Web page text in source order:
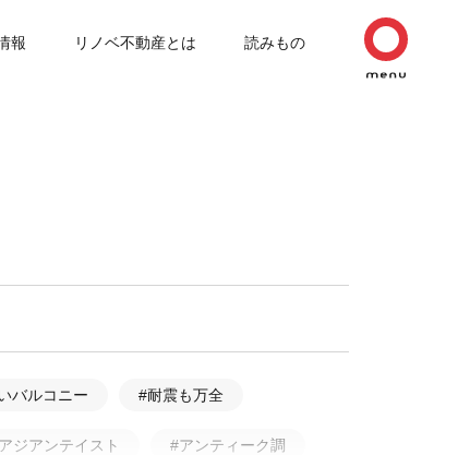
報 リノベ不動産とは 読みもの
バルコニー #耐震も万全
ジアンテイスト #アンティーク調